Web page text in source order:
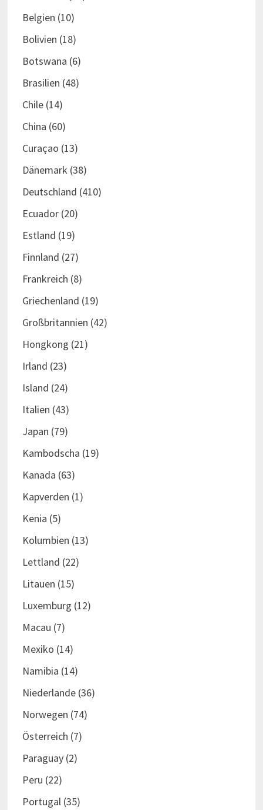
Belgien (10)
Bolivien (18)
Botswana (6)
Brasilien (48)
Chile(14)
China (60)
Curaçao (13)
Dänemark (38)
Deutschland (410)
Ecuador(20)
Estland (19)
Finnland (27)
Frankreich (8)
Griechenland (19)
Großbritannien (42)
Hongkong (21)
Irland (23)
Island (24)
Italien (43)
Japan (79)
Kambodscha (19)
Kanada (63)
Kapverden (1)
Kenia (5)
Kolumbien (13)
Lettland (22)
Litauen (15)
Luxemburg (12)
Macau (7)
Mexiko (14)
Namibia (14)
Niederlande(36)
Norwegen (74)
Österreich (7)
Paraguay(2)
Peru (22)
Portugal (35)